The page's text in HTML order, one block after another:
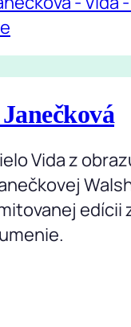
Vida z
edícii